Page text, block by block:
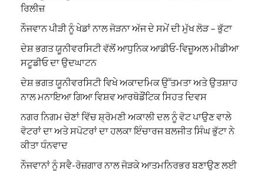
ਰਿਲੀਜ਼
ਨੌਜਵਾਨ ਪੀੜੀ ਨੂੰ ਖੇਡਾਂ ਨਾਲ ਜੋੜਨਾ ਅੱਜ ਦੇ ਸਮੇਂ ਦੀ ਮੁੱਖ ਲੋੜ – ਭੁੱਟਾ
ਦੇਸ਼ ਭਗਤ ਯੂਨੀਵਰਸਿਟੀ ਵੱਲੋਂ ਆਧੁਨਿਕ ਆਡੀਓ-ਵਿਜ਼ੂਅਲ ਮੀਡੀਆ
ਸਟੂਡੀਓ ਦਾ ਉਦਘਾਟਨ
ਦੇਸ਼ ਭਗਤ ਯੂਨੀਵਰਸਿਟੀ ਵਿਖੇ ਅਕਾਦਮਿਕ ਉੱਤਮਤਾ ਅਤੇ ਉਤਸ਼ਾਹ
ਨਾਲ ਮਨਾਇਆ ਗਿਆ ਵਿਸ਼ਵ ਆਰਥੋਡੌਂਟਿਕ ਸਿਹਤ ਦਿਵਸ
ਨਗਰ ਨਿਗਮ ਚੋਣਾਂ ਵਿੱਚ ਸ਼੍ਰੋਮਣੀ ਅਕਾਲੀ ਦਲ ਨੂੰ ਵੋਟ ਪਾਉਣ ਵਾਲੇ
ਵੋਟਰਾਂ ਦਾ ਅਤੇ ਸਪੋਟਰਾਂ ਦਾ ਹਲਕਾ ਇੰਚਾਰਜ ਬਲਜੀਤ ਸਿੰਘ ਭੁੱਟਾ ਨੇ
ਕੀਤਾ ਧੰਨਵਾਦ
ਨੌਜਵਾਨਾਂ ਨੂੰ ਸਵੈ-ਰੋਜ਼ਗਾਰ ਨਾਲ ਜੋੜਕੇ ਆਤਮਨਿਰਭਰ ਬਣਾਉਣ ਲਈ